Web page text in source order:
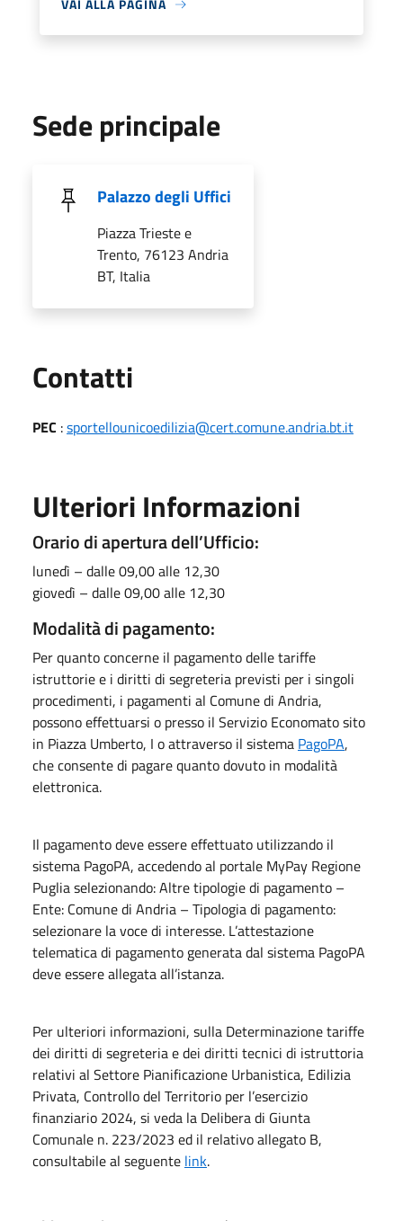
VAI ALLA PAGINA
Sede principale
Palazzo degli Uffici
Piazza Trieste e
Trento, 76123 Andria
BT, Italia
Contatti
PEC :sportellounicoedilizia@cert.comune.andria.bt.it
Ulteriori Informazioni
Orario di apertura dell’Ufficio:
lunedì – dalle 09,00 alle 12,30
giovedì – dalle 09,00 alle 12,30
Modalità di pagamento:
Per quanto concerne il pagamento delle tariffe
istruttorie e i diritti di segreteria previsti per i singoli
procedimenti, i pagamenti al Comune di Andria,
possono effettuarsi o presso il Servizio Economato sito
in Piazza Umberto, I o attraverso il sistema PagoPA,
che consente di pagare quanto dovuto in modalità
elettronica.
Il pagamento deve essere effettuato utilizzando il
sistema PagoPA, accedendo al portale MyPay Regione
Puglia selezionando: Altre tipologie di pagamento –
Ente: Comune di Andria – Tipologia di pagamento:
selezionare la voce di interesse. L’attestazione
telematica di pagamento generata dal sistema PagoPA
deve essere allegata all’istanza.
Per ulteriori informazioni, sulla Determinazione tariffe
dei diritti di segreteria e dei diritti tecnici di istruttoria
relativi al Settore Pianificazione Urbanistica, Edilizia
Privata, Controllo del Territorio per l’esercizio
finanziario 2024, si veda la Delibera di Giunta
Comunale n. 223/2023 ed il relativo allegato B,
consultabile al seguente link.